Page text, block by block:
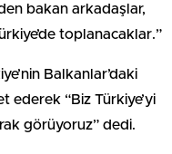
bakan arkadaşlar,
toplanacaklar.”
Balkanlar’daki
ederek “Biz Türkiye’yi
görüyoruz” dedi.